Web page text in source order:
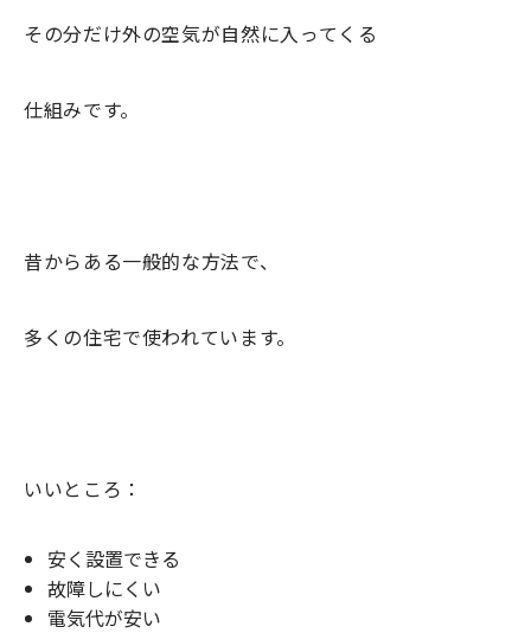
その分だけ外の空気が自然に入ってくる
仕組みです。
昔からある一般的な方法で、
多くの住宅で使われています。
いいところ：
安く設置できる
故障しにくい
電気代が安い